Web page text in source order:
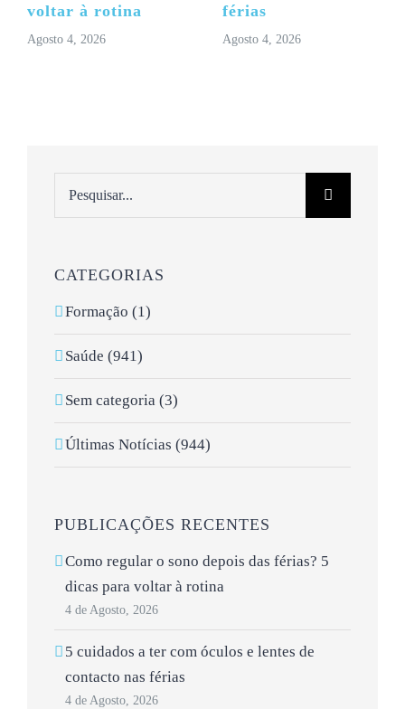
voltar à rotina
Agosto 4, 2026
férias
Agosto 4, 2026
CATEGORIAS
Formação (1)
Saúde (941)
Sem categoria (3)
Últimas Notícias (944)
PUBLICAÇÕES RECENTES
Como regular o sono depois das férias? 5
dicas para voltar à rotina
4 de Agosto, 2026
5 cuidados a ter com óculos e lentes de
contacto nas férias
4 de Agosto, 2026